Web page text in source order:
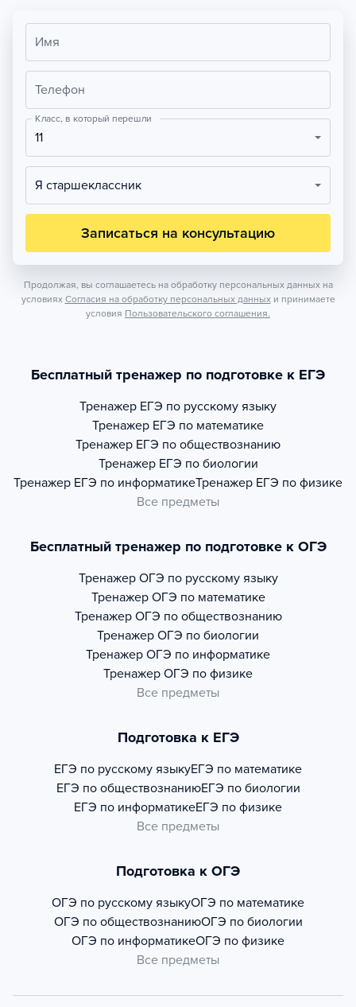
Имя
Телефон
Класс, в который перешли
11
Я старшеклассник
Записаться на консультацию
Продолжая, вы соглашаетесь на обработку персональных данных на
условиях Согласия на обработку персональных данных и принимаете
условия Пользовательского соглашения.
Бесплатный тренажер по подготовке к ЕГЭ
Тренажер ЕГЭ по русскому языку
Тренажер ЕГЭ по математике
Тренажер ЕГЭ по обществознанию
Тренажер ЕГЭ по биологии
Тренажер ЕГЭ по информатикеТренажер ЕГЭ по физике
Все предметы
Бесплатный тренажер по подготовке к ОГЭ
Тренажер ОГЭ по русскому языку
Тренажер ОГЭ по математике
Тренажер ОГЭ по обществознанию
Тренажер ОГЭ по биологии
Тренажер ОГЭ по информатике
Тренажер ОГЭ по физике
Все предметы
Подготовка к ЕГЭ
ЕГЭ по русскому языкуЕГЭ по математике
ЕГЭ по обществознаниюЕГЭ по биологии
ЕГЭ по информатикеЕГЭ по физике
Все предметы
Подготовка к ОГЭ
ОГЭ по русскому языкуОГЭ по математике
ОГЭ по обществознаниюОГЭ по биологии
ОГЭ по информатикеОГЭ по физике
Все предметы